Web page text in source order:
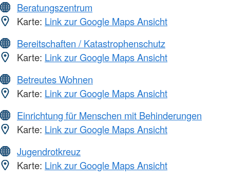
Beratungszentrum
Karte: Link zur Google Maps Ansicht
Bereitschaften / Katastrophenschutz
Karte: Link zur Google Maps Ansicht
Betreutes Wohnen
Karte: Link zur Google Maps Ansicht
Einrichtung für Menschen mit Behinderungen
Karte: Link zur Google Maps Ansicht
Jugendrotkreuz
Karte: Link zur Google Maps Ansicht